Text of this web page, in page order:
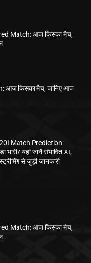
Match: आज किसका मैच,
आज किसका मैच, जानिए आज
Match Prediction:
भारी? यहां जानें संभावित XI,
से जुड़ी जानकारी
Match: आज किसका मैच,